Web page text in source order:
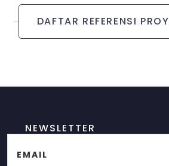
DAFTAR REFERENSI
NEWSLETTER
EMAIL